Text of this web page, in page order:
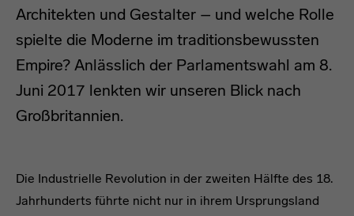
Architekten und Gestalter – und welche Rolle
spielte die Moderne im traditionsbewussten
Empire? Anlässlich der Parlamentswahl am 8.
Juni 2017 lenkten wir unseren Blick nach
Großbritannien.
headline
Die Industrielle Revolution in der zweiten Hälfte des 18.
Jahrhunderts führte nicht nur in ihrem Ursprungsland